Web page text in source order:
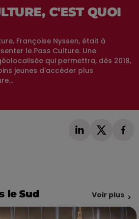
C'EST QUOI
Françoise Nyssen, était à
le Pass Culture. Une
qui permettra, dès 2018,
jeunes d'accéder plus
le Sud Voir plus